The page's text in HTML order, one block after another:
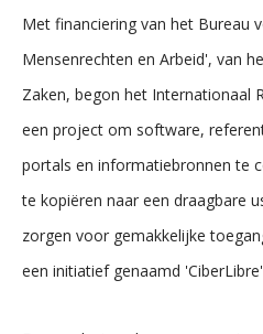
Met financiering van het Bureau
Mensenrechten en Arbeid', van
Zaken, begon het Internationaal
een project om software,
portals en informatiebronnen te
te kopiëren naar een draagbare
zorgen voor gemakkelijke
een initiatief genaamd